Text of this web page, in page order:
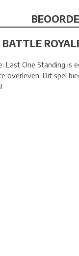
Last One Standing
overleven. Dit spel